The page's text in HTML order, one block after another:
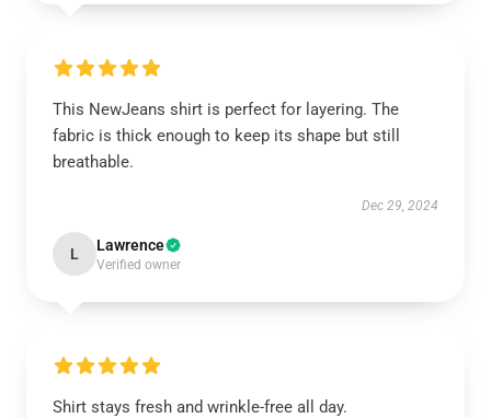
This NewJeans shirt is perfect for layering. The
fabric is thick enough to keep its shape but still
breathable.
Dec 29, 2024
L Lawrence
Verified owner
Shirt stays fresh and wrinkle-free all day.